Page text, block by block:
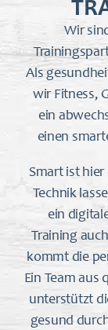
Wir
Als
wir Fitness,
ein
einen
Smart ist
Technik
ein
Training
kommt die
Ein Team aus
unterstützt
gesund